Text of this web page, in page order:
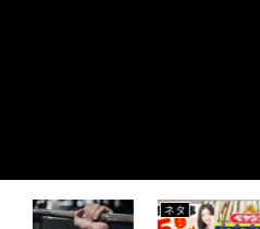
ネタ